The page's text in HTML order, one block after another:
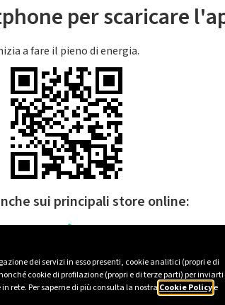
dei servizi in esso presenti, cookie analitici (propri e di
cookie di profilazione (propri e di terze parti) per inviarti
rete. Per saperne di più consulta la nostra Cookie Policye
per scaricare
a fare il pieno di energia.
sui principali store online: